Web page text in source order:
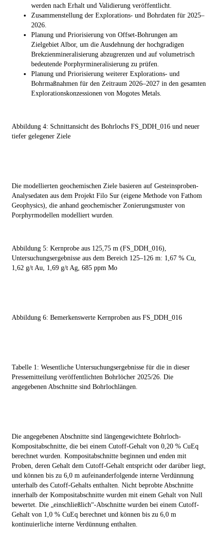
werden nach Erhalt und Validierung veröffentlicht.
Zusammenstellung der Explorations- und Bohrdaten für 2025–
2026.
Planung und Priorisierung von Offset-Bohrungen am
Zielgebiet Albor, um die Ausdehnung der hochgradigen
Brekzienmineralisierung abzugrenzen und auf volumetrisch
bedeutende Porphyrmineralisierung zu prüfen.
Planung und Priorisierung weiterer Explorations- und
Bohrmaßnahmen für den Zeitraum 2026–2027 in den gesamten
Explorationskonzessionen von Mogotes Metals.
Abbildung 4: Schnittansicht des Bohrlochs FS_DDH_016 und neuer
tiefer gelegener Ziele
Die modellierten geochemischen Ziele basieren auf Gesteinsproben-
Analysedaten aus dem Projekt Filo Sur (eigene Methode von Fathom
Geophysics), die anhand geochemischer Zonierungsmuster von
Porphyrmodellen modelliert wurden.
Abbildung 5: Kernprobe aus 125,75 m (FS_DDH_016),
Untersuchungsergebnisse aus dem Bereich 125–126 m: 1,67 % Cu,
1,62 g/t Au, 1,69 g/t Ag, 685 ppm Mo
Abbildung 6: Bemerkenswerte Kernproben aus FS_DDH_016
Tabelle 1: Wesentliche Untersuchungsergebnisse für die in dieser
Pressemitteilung veröffentlichten Bohrlöcher 2025/26. Die
angegebenen Abschnitte sind Bohrlochlängen.
Die angegebenen Abschnitte sind längengewichtete Bohrloch-
Kompositabschnitte, die bei einem Cutoff-Gehalt von 0,20 % CuEq
berechnet wurden. Kompositabschnitte beginnen und enden mit
Proben, deren Gehalt dem Cutoff-Gehalt entspricht oder darüber liegt,
und können bis zu 6,0 m aufeinanderfolgende interne Verdünnung
unterhalb des Cutoff-Gehalts enthalten. Nicht beprobte Abschnitte
innerhalb der Kompositabschnitte wurden mit einem Gehalt von Null
bewertet. Die „einschließlich“-Abschnitte wurden bei einem Cutoff-
Gehalt von 1,0 % CuEq berechnet und können bis zu 6,0 m
kontinuierliche interne Verdünnung enthalten.